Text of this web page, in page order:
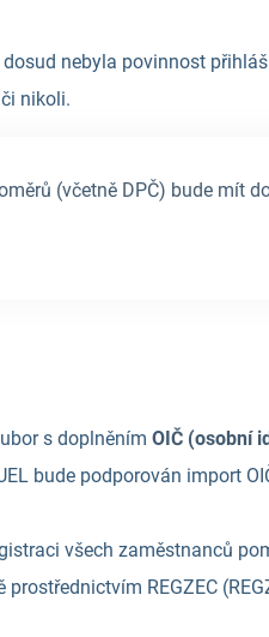
nebyla povinnost
nikoli.
(včetně DPČ) bude mít
s doplněním OIČ (osobní
bude podporován import
všech zaměstnanců
REGZEC